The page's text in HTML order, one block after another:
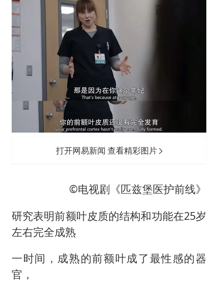
打开网易新闻 查看精彩图片
©电视剧《匹兹堡医护前线》
研究表明前额叶皮质的结构和功能在25岁
左右完全成熟
一时间，成熟的前额叶成了最性感的器
官，